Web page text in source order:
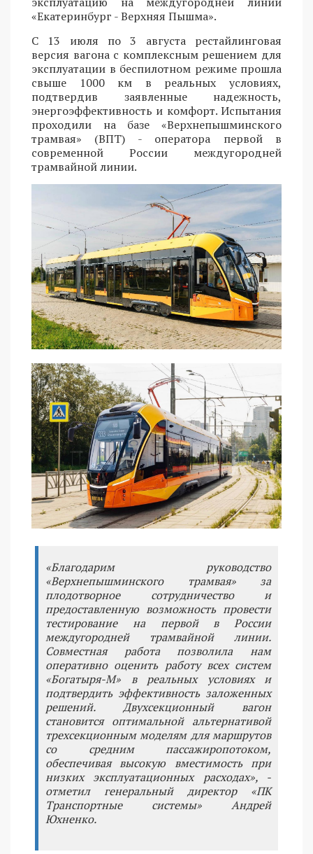
«Екатеринбург - Верхняя Пышма».
С 13 июля по 3 августа рестайлинговая
версия вагона с комплексным решением для
эксплуатации в беспилотном режиме прошла
свыше 1000 км в реальных условиях,
подтвердив заявленные надежность,
энергоэффективность и комфорт. Испытания
проходили на базе «Верхнепышминского
трамвая» (ВПТ) - оператора первой в
современной России междугородней
трамвайной линии.
«Благодарим руководство
«Верхнепышминского трамвая» за
плодотворное сотрудничество и
предоставленную возможность провести
тестирование на первой в России
междугородней трамвайной линии.
Совместная работа позволила нам
оперативно оценить работу всех систем
«Богатыря-М» в реальных условиях и
подтвердить эффективность заложенных
решений. Двухсекционный вагон
становится оптимальной альтернативой
трехсекционным моделям для маршрутов
со средним пассажиропотоком,
обеспечивая высокую вместимость при
низких эксплуатационных расходах», -
отметил генеральный директор «ПК
Транспортные системы» Андрей
Юхненко.